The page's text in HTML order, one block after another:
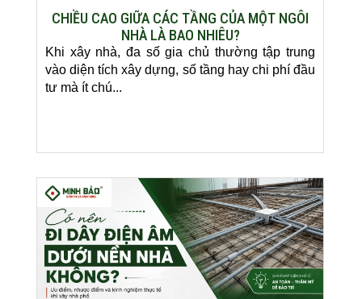
CHIỀU CAO GIỮA CÁC TẦNG CỦA MỘT NGÔI
NHÀ LÀ BAO NHIÊU?
Khi xây nhà, đa số gia chủ thường tập trung
vào diện tích xây dựng, số tầng hay chi phí đầu
tư mà ít chú...